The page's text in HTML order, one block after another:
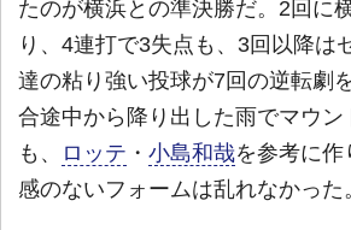
たのが横浜との準決勝だ。2回に
り、4連打で3失点も、3回以降は
達の粘り強い投球が7回の逆転劇
合途中から降り出した雨でマウ
も、
ロッテ ・ 小島和哉を参考に作
感のないフォームは乱れなかった